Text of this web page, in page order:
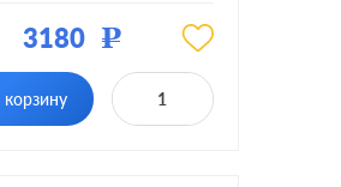
RJ11, RJ12, RJ45 Cat.3
(ISDN)
3180Р
корзину